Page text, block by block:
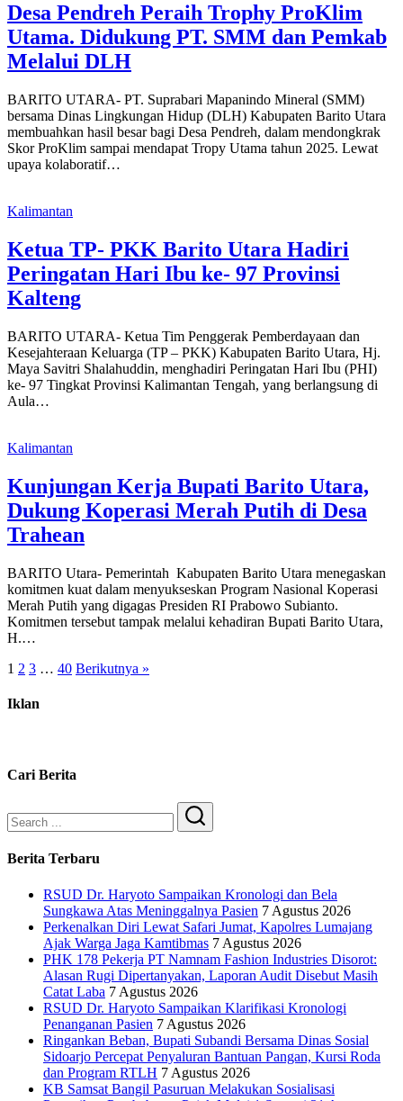
Desa Pendreh Peraih Trophy ProKlim
Utama. Didukung PT. SMM dan Pemkab
Melalui DLH
BARITO UTARA- PT. Suprabari Mapanindo Mineral (SMM)
bersama Dinas Lingkungan Hidup (DLH) Kabupaten Barito Utara
membuahkan hasil besar bagi Desa Pendreh, dalam mendongkrak
Skor ProKlim sampai mendapat Tropy Utama tahun 2025. Lewat
upaya kolaboratif…
Kalimantan
Ketua TP- PKK Barito Utara Hadiri
Peringatan Hari Ibu ke- 97 Provinsi
Kalteng
BARITO UTARA- Ketua Tim Penggerak Pemberdayaan dan
Kesejahteraan Keluarga (TP – PKK) Kabupaten Barito Utara, Hj.
Maya Savitri Shalahuddin, menghadiri Peringatan Hari Ibu (PHI)
ke- 97 Tingkat Provinsi Kalimantan Tengah, yang berlangsung di
Aula…
Kalimantan
Kunjungan Kerja Bupati Barito Utara,
Dukung Koperasi Merah Putih di Desa
Trahean
BARITO Utara- Pemerintah Kabupaten Barito Utara menegaskan
komitmen kuat dalam menyukseskan Program Nasional Koperasi
Merah Putih yang digagas Presiden RI Prabowo Subianto.
Komitmen tersebut tampak melalui kehadiran Bupati Barito Utara,
H.…
1 2 3 … 40 Berikutnya »
Iklan
Cari Berita
Search
Berita Terbaru
RSUD Dr. Haryoto Sampaikan Kronologi dan Bela
Sungkawa Atas Meninggalnya Pasien 7 Agustus 2026
Perkenalkan Diri Lewat Safari Jumat, Kapolres Lumajang
Ajak Warga Jaga Kamtibmas 7 Agustus 2026
PHK 178 Pekerja PT Namnam Fashion Industries Disorot:
Alasan Rugi Dipertanyakan, Laporan Audit Disebut Masih
Catat Laba 7 Agustus 2026
RSUD Dr. Haryoto Sampaikan Klarifikasi Kronologi
Penanganan Pasien 7 Agustus 2026
Ringankan Beban, Bupati Subandi Bersama Dinas Sosial
Sidoarjo Percepat Penyaluran Bantuan Pangan, Kursi Roda
dan Program RTLH 7 Agustus 2026
KB Samsat Bangil Pasuruan Melakukan Sosialisasi